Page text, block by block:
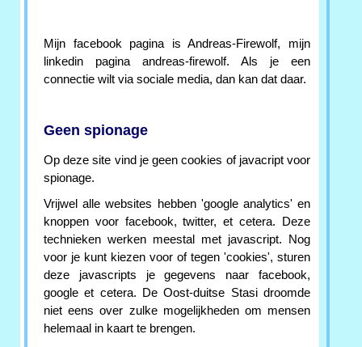
Mijn facebook pagina is Andreas-Firewolf, mijn
linkedin pagina andreas-firewolf. Als je een
connectie wilt via sociale media, dan kan dat daar.
Geen spionage
Op deze site vind je geen cookies of javacript voor
spionage.
Vrijwel alle websites hebben 'google analytics' en
knoppen voor facebook, twitter, et cetera. Deze
technieken werken meestal met javascript. Nog
voor je kunt kiezen voor of tegen 'cookies', sturen
deze javascripts je gegevens naar facebook,
google et cetera. De Oost-duitse Stasi droomde
niet eens over zulke mogelijkheden om mensen
helemaal in kaart te brengen.